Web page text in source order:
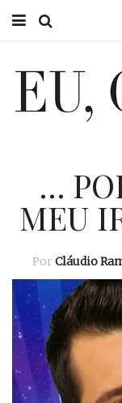
EU CLÁUDIO
EU NA TV
EU, PAI
…
MEU
Por Cláudio